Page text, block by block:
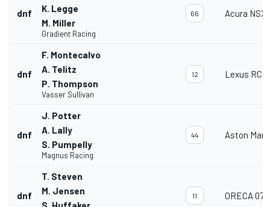
dnf
K. Legge
M. Miller
Gradient Racing
66 Acura NSX
dnf
F. Montecalvo
A. Telitz
P. Thompson
Vasser Sullivan
12 Lexus RC
dnf
J. Potter
A. Lally
S. Pumpelly
Magnus Racing
44 Aston
dnf
T. Steven
M. Jensen
11 ORECA 07